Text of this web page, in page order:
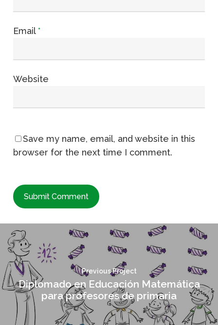
Email*
Website
Save my name, email, and website in this
browser for the next time I comment.
Previous Project
Diplomado en Educación Matemática
para profesores de primaria